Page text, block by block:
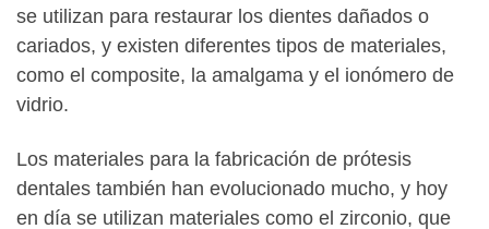
se utilizan para restaurar los dientes dañados o
cariados, y existen diferentes tipos de materiales,
como el composite, la amalgama y el ionómero de
vidrio.
Los materiales para la fabricación de prótesis
dentales también han evolucionado mucho, y hoy
en día se utilizan materiales como el zirconio, que